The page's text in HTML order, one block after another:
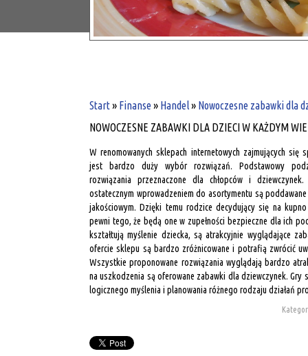
Start» Finanse» Handel» Nowoczesne zabawki dla
NOWOCZESNE ZABAWKI DLA DZIECI W KAŻDYM
W renomowanych sklepach internetowych zajmujących się
jest bardzo duży wybór rozwiązań. Podstawowy
rozwiązania przeznaczone dla chłopców i
ostatecznym wprowadzeniem do asortymentu są
jakościowym. Dzięki temu rodzice decydujący się na
pewni tego, że będą one w zupełności bezpieczne dla ich
kształtują myślenie dziecka, są atrakcyjnie wyglądające
ofercie sklepu są bardzo zróżnicowane i potrafią zwrócić
Wszystkie proponowane rozwiązania wyglądają bardzo
na uszkodzenia są oferowane zabawki dla dziewczynek. Gry
logicznego myślenia i planowania różnego rodzaju działań